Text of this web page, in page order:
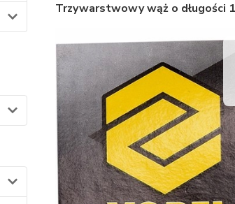
Trzywarstwowy wąż o długości